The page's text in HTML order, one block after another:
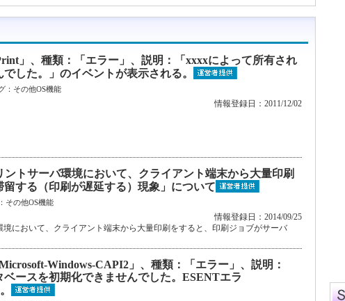
」、種類：「エラー」、説明：「xxxxによって所有され
した。」のイベントが表示される。
： その他OS機能
情報登録日：2011/12/02
ントサーバ環境において、クライアント端末から大量印刷
する（印刷が遅延する）現象」について
その他OS機能
情報登録日：2014/09/25
境において、クライアント端末から大量印刷をすると、印刷ジョブがサーバ
Windows-CAPI2」、種類：「エラー」、説明：
ースを初期化できませんでした。ESENTエラ